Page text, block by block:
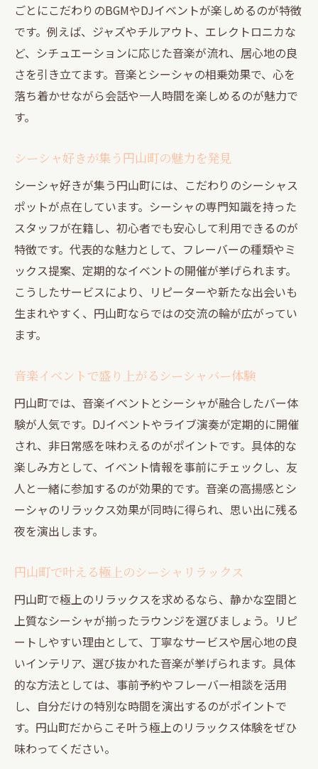
ごとにこだわりのBGMやDJイベントが楽しめるのが特徴
です。例えば、ジャズやチルアウト、エレクトロニカな
ど、シチュエーションに応じた音楽が流れ、居心地の良
さを引き立てます。音楽とシーシャの相乗効果で、心を
落ち着かせながら会話や一人時間を楽しめるのが魅力で
す。
シーシャ好きが集う円山町の魅力を発見
シーシャ好きが集う円山町には、こだわりのシーシャス
ポットが点在しています。シーシャの専門知識を持った
スタッフが在籍し、初心者でも安心して利用できるのが
特徴です。代表的な魅力として、フレーバーの種類やミ
ックス提案、定期的なイベントの開催が挙げられます。
こうしたサービスにより、リピーターや新たな出会いも
生まれやすく、円山町ならではの交流の輪が広がってい
ます。
音楽イベントで盛り上がるシーシャバー体験
円山町では、音楽イベントとシーシャが融合したバー体
験が人気です。DJイベントやライブ演奏が定期的に開催
され、非日常感を味わえるのがポイントです。具体的な
楽しみ方として、イベント情報を事前にチェックし、友
人と一緒に参加するのが効果的です。音楽の高揚感とシ
ーシャのリラックス効果が同時に得られ、思い出に残る
夜を演出します。
円山町で叶える極上のシーシャリラックス
円山町で極上のリラックスを求めるなら、静かな空間と
上質なシーシャが揃ったラウンジを選びましょう。リピ
ートしやすい理由として、丁寧なサービスや居心地の良
いインテリア、選び抜かれた音楽が挙げられます。具体
的な方法としては、事前予約やフレーバー相談を活用
し、自分だけの特別な時間を演出するのがポイントで
す。円山町だからこそ叶う極上のリラックス体験をぜひ
味わってください。